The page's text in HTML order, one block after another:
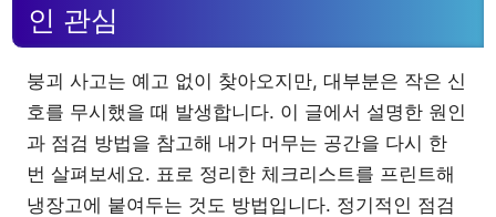
인 관심
붕괴 사고는 예고 없이 찾아오지만, 대부분은 작은 신
호를 무시했을 때 발생합니다. 이 글에서 설명한 원인
과 점검 방법을 참고해 내가 머무는 공간을 다시 한
번 살펴보세요. 표로 정리한 체크리스트를 프린트해
냉장고에 붙여두는 것도 방법입니다. 정기적인 점검